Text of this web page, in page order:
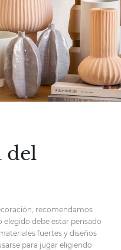
del
recomendamos
elegido debe estar pensado
fuertes y diseños
para jugar eligiendo